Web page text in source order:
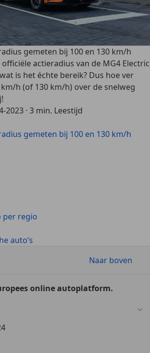
gemeten bij 100 en 130 km/h
actieradius van de MG4 Electric
is het échte bereik? Dus hoe ver
h (of 130 km/h) over de snelweg
2023 · 3 min. Leestijd
gemeten bij 100 en 130 km/h
per regio
auto’s
Naar boven
online autoplatform.